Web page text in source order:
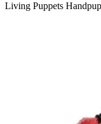
Living Puppets